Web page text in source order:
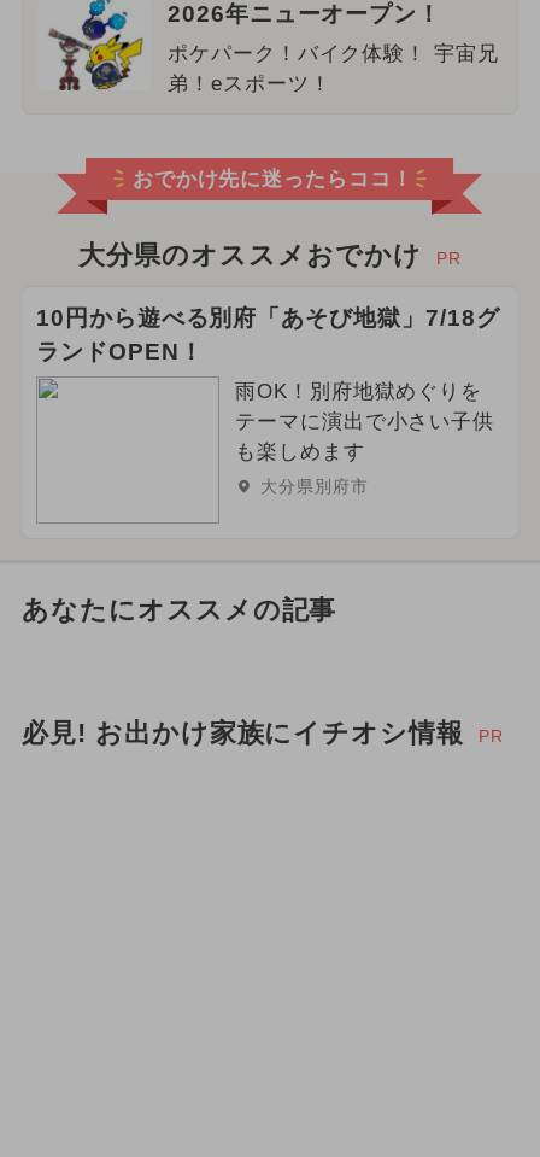
2026年ニューオープン！
ポケパーク！バイク体験！ 宇宙兄
弟！eスポーツ！
おでかけ先に迷ったらココ！
大分県のオススメおでかけ PR
10円から遊べる別府「あそび地獄」7/18グ
ランドOPEN！
雨OK！別府地獄めぐりを
テーマに演出で小さい子供
も楽しめます
大分県別府市
あなたにオススメの記事
必見! お出かけ家族にイチオシ情報 PR